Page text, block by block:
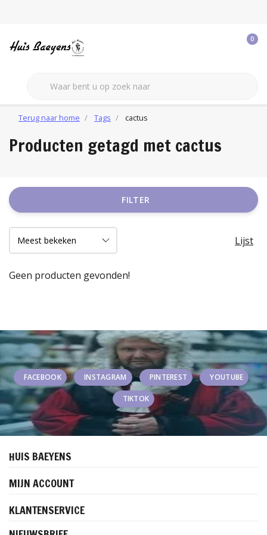
0
Terug naar home Tags cactus
Producten getagd met cactus
FILTER
Lijst
Geen producten gevonden!
FACEBOOK INSTAGRAM PINTEREST YOUTUBE
TIKTOK
HUIS BAEYENS
MIJN ACCOUNT
KLANTENSERVICE